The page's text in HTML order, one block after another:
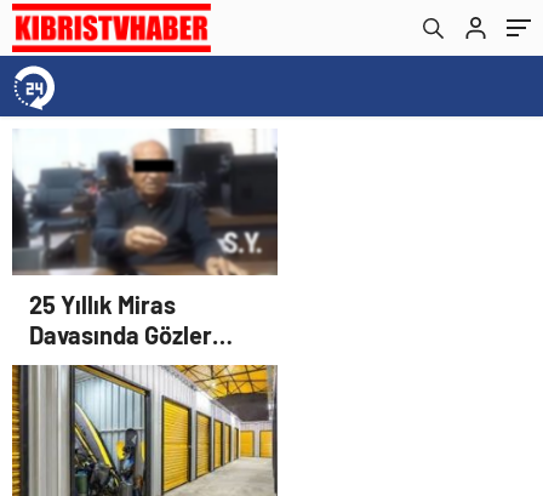
25 Yıllık Miras
Davasında Gözler
Temmuz Ayındaki
Karar Duruşmasına
Çevrildi